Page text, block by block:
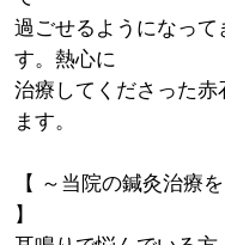
過ごせるようになって
す。熱心に
治療してくださった
ます。
【 ～当院の鍼灸治療
】